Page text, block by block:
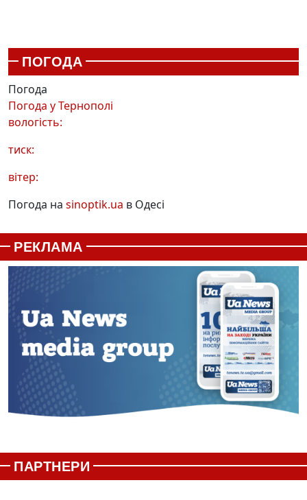
ПОГОДА
Погода
Погода уТернополі
вологість:
тиск:
вітер:
Погода на sinoptik.ua в Одесі
РЕКЛАМА
ПАРТНЕРИ